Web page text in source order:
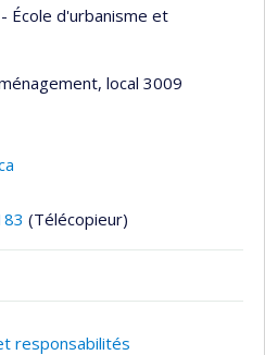
École d'urbanisme et
, local 3009
(Télécopieur)
responsabilités